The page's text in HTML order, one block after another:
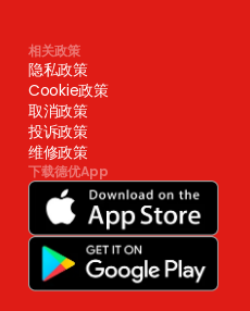
相关政策
隐私政策
Cookie政策
取消政策
投诉政策
维修政策
下载德优App